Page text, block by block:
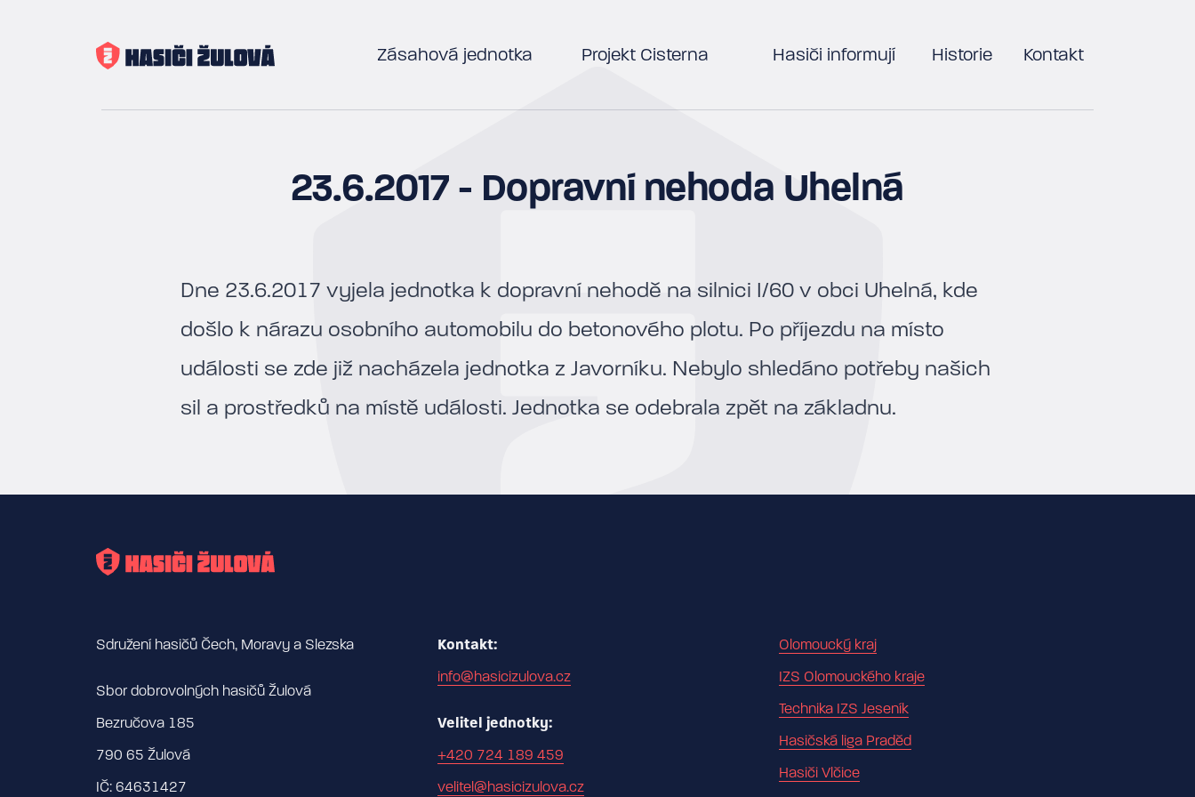
Zásahová jednotka Projekt Cisterna Hasiči informují Historie Kontakt
23.6.2017 - Dopravní nehoda Uhelná
Dne 23.6.2017 vyjela jednotka k dopravní nehodě na silnici I/60 v obci Uhelná, kde
došlo k nárazu osobního automobilu do betonového plotu. Po příjezdu na místo
události se zde již nacházela jednotka z Javorníku. Nebylo shledáno potřeby našich
sil a prostředků na místě události. Jednotka se odebrala zpět na základnu.
Sdružení hasičů Čech, Moravy a Slezska
Sbor dobrovolných hasičů Žulová
Bezručova 185
790 65 Žulová
IČ: 64631427
Kontakt:
info@hasicizulova.cz
Velitel jednotky:
+420 724 189 459
velitel@hasicizulova.cz
Olomoucký kraj
IZS Olomouckého kraje
Technika IZS Jeseník
Hasičská liga Praděd
Hasiči Vlčice